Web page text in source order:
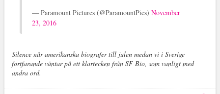
— Paramount Pictures (@ParamountPics) November
23, 2016
Silence når amerikanska biografer till julen medan vi i Sverige
fortfarande väntar på ett klartecken från SF Bio, som vanligt med
andra ord.